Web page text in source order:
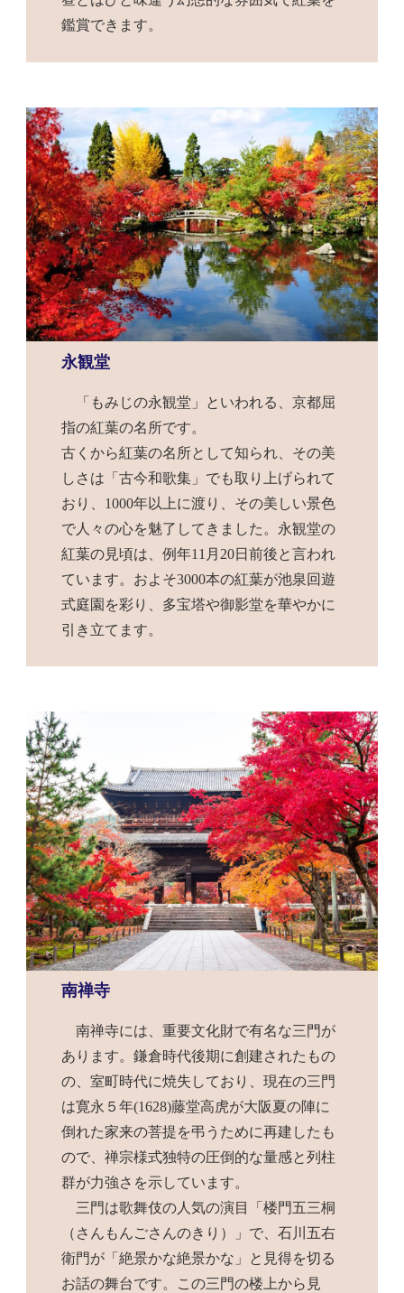
鑑賞できます。
永観堂
「もみじの永観堂」といわれる、京都屈
指の紅葉の名所です。
古くから紅葉の名所として知られ、その美
しさは「古今和歌集」でも取り上げられて
おり、1000年以上に渡り、その美しい景色
で人々の心を魅了してきました。永観堂の
紅葉の見頃は、例年11月20日前後と言われ
ています。およそ3000本の紅葉が池泉回遊
式庭園を彩り、多宝塔や御影堂を華やかに
引き立てます。
南禅寺
南禅寺には、重要文化財で有名な三門が
あります。鎌倉時代後期に創建されたもの
の、室町時代に焼失しており、現在の三門
は寛永５年(1628)藤堂高虎が大阪夏の陣に
倒れた家来の菩提を弔うために再建したも
ので、禅宗様式独特の圧倒的な量感と列柱
群が力強さを示しています。
三門は歌舞伎の人気の演目「楼門五三桐
（さんもんごさんのきり）」で、石川五右
衛門が「絶景かな絶景かな」と見得を切る
お話の舞台です。この三門の楼上から見